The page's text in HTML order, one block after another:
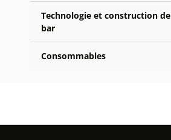
Technologie et construction de
bar
Consommables